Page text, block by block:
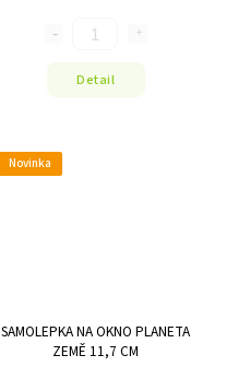
Detail
Novinka
SAMOLEPKA NA OKNO PLANETA
ZEMĚ 11,7 CM